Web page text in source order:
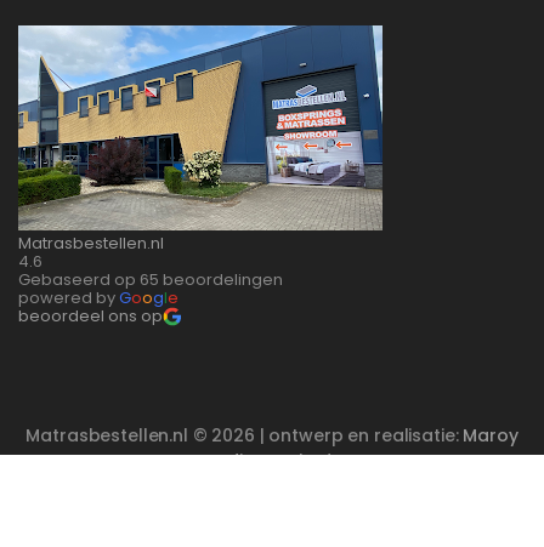
Matrasbestellen.nl
4.6
Gebaseerd op 65 beoordelingen
powered byGoogle
beoordeel ons op
Matrasbestellen.nl © 2026 | ontwerp en realisatie: Maroy
MediaEnschede